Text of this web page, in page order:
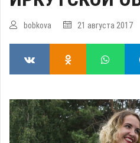
bobkova 21 августа 2017